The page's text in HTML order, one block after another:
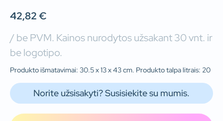
42,82€
/ be PVM. Kainos nurodytos užsakant 30 vnt. ir
be logotipo.
Produkto išmatavimai: 30.5 x 13 x 43 cm. Produkto talpa litrais: 20
Norite užsisakyti? Susisiekite su mumis.